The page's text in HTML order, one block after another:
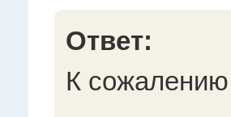
Ответ:
К